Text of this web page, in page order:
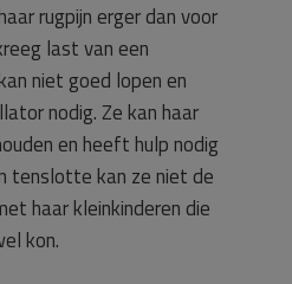
rugpijn erger dan voor
last van een
niet goed lopen en
nodig. Ze kan haar
en heeft hulp nodig
tenslotte kan ze niet de
haar kleinkinderen die
kon.